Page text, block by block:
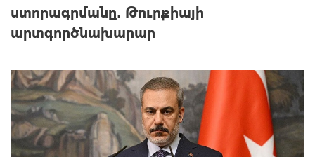
ստորագրմանը. Թուրքիայի
արտգործնախարար